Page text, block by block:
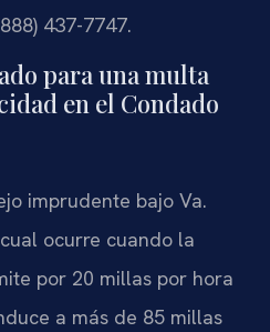
437-7747.
para una multa
en el Condado
imprudente bajo Va.
ocurre cuando la
por 20 millas por hora
a más de 85 millas